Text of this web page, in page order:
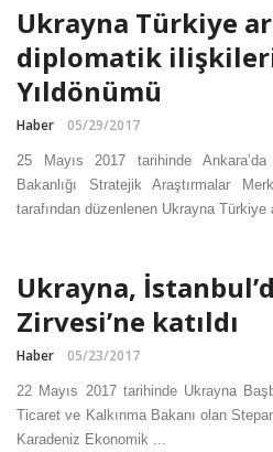
Ukrayna Türkiye
diplomatik
Yıldönümü
Haber 05/29/2017
25 Mayıs 2017 tarihinde
Bakanlığı Stratejik Araştırmalar
tarafından düzenlenen Ukrayna Türkiye
Ukrayna,
Zirvesi’ne katıldı
Haber 05/23/2017
22 Mayıs 2017 tarihinde Ukrayna
Ticaret ve Kalkınma Bakanı olan
Karadeniz Ekonomik ...